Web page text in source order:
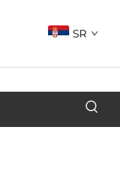
SR